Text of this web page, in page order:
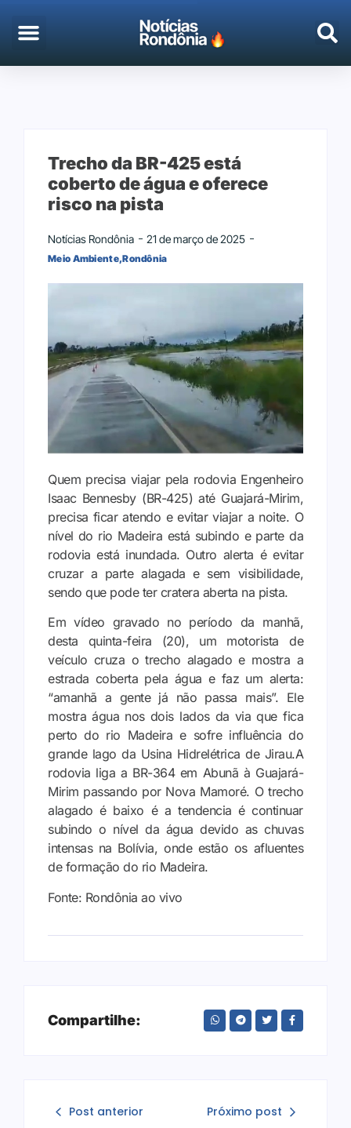
Trecho da BR-425 está
coberto de água e oferece
risco na pista
Notícias Rondônia 21 de março de 2025
Meio Ambiente,Rondônia
Quem precisa viajar pela rodovia Engenheiro
Isaac Bennesby (BR-425) até Guajará-Mirim,
precisa ficar atendo e evitar viajar a noite. O
nível do rio Madeira está subindo e parte da
rodovia está inundada. Outro alerta é evitar
cruzar a parte alagada e sem visibilidade,
sendo que pode ter cratera aberta na pista.
Em vídeo gravado no período da manhã,
desta quinta-feira (20), um motorista de
veículo cruza o trecho alagado e mostra a
estrada coberta pela água e faz um alerta:
“amanhã a gente já não passa mais”. Ele
mostra água nos dois lados da via que fica
perto do rio Madeira e sofre influência do
grande lago da Usina Hidrelétrica de Jirau.A
rodovia liga a BR-364 em Abunã à Guajará-
Mirim passando por Nova Mamoré. O trecho
alagado é baixo é a tendencia é continuar
subindo o nível da água devido as chuvas
intensas na Bolívia, onde estão os afluentes
de formação do rio Madeira.
Fonte: Rondônia ao vivo
Compartilhe:
Post anterior Próximo post